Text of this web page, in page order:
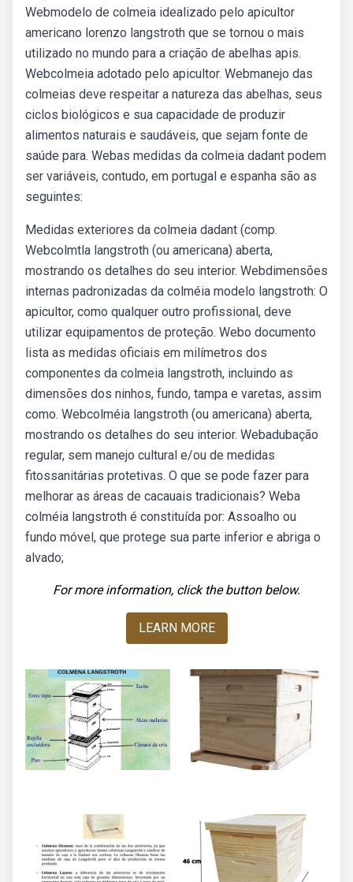
Webmodelo de colmeia idealizado pelo apicultor
americano lorenzo langstroth que se tornou o mais
utilizado no mundo para a criação de abelhas apis.
Webcolmeia adotado pelo apicultor. Webmanejo das
colmeias deve respeitar a natureza das abelhas, seus
ciclos biológicos e sua capacidade de produzir
alimentos naturais e saudáveis, que sejam fonte de
saúde para. Webas medidas da colmeia dadant podem
ser variáveis, contudo, em portugal e espanha são as
seguintes:
Medidas exteriores da colmeia dadant (comp.
Webcolmtla langstroth (ou americana) aberta,
mostrando os detalhes do seu interior. Webdimensões
internas padronizadas da colméia modelo langstroth: O
apicultor, como qualquer outro profissional, deve
utilizar equipamentos de proteção. Webo documento
lista as medidas oficiais em milímetros dos
componentes da colmeia langstroth, incluindo as
dimensões dos ninhos, fundo, tampa e varetas, assim
como. Webcolméia langstroth (ou americana) aberta,
mostrando os detalhes do seu interior. Webadubação
regular, sem manejo cultural e/ou de medidas
fitossanitárias protetivas. O que se pode fazer para
melhorar as áreas de cacauais tradicionais? Weba
colméia langstroth é constituída por: Assoalho ou
fundo móvel, que protege sua parte inferior e abriga o
alvado;
For more information, click the button below.
LEARN MORE